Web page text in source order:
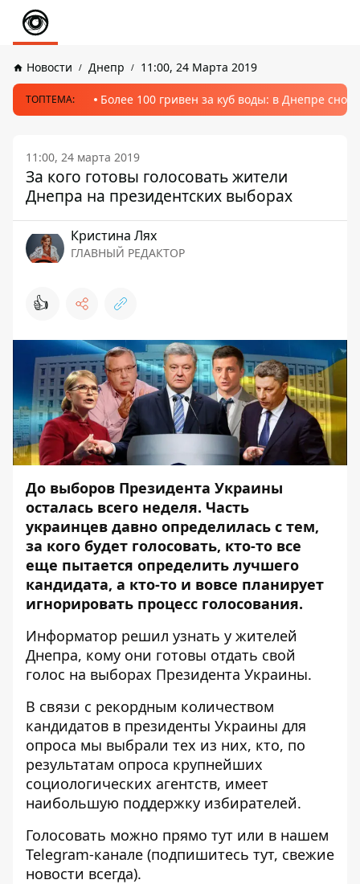
Новости Днепр 11:00, 24 Марта 2019
ТОПТЕМА: Более 100 гривен за куб воды: в Днепре
11:00, 24 марта 2019
За кого готовы голосовать жители
Днепра на президентских выборах
Кристина Лях
ГЛАВНЫЙ РЕДАКТОР
👍
До выборов Президента Украины
осталась всего неделя. Часть
украинцев давно определилась с тем,
за кого будет голосовать, кто-то все
еще пытается определить лучшего
кандидата, а кто-то и вовсе планирует
игнорировать процесс голосования.
Информатор решил узнать у жителей
Днепра, кому они готовы отдать свой
голос на выборах Президента Украины.
В связи с рекордным количеством
кандидатов в президенты Украины для
опроса мы выбрали тех из них, кто, по
результатам опроса крупнейших
социологических агентств, имеет
наибольшую поддержку избирателей.
Голосовать можно прямо тут или в нашем
Telegram-канале (подпишитесь тут, свежие
новости всегда).